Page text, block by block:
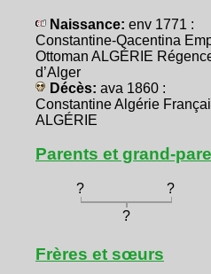
Naissance: env 1771 :
Constantine-Qacentina
Ottoman ALGÉRIE
d’Alger
Décès: ava 1860 :
Constantine Algérie
ALGÉRIE
Parents et grand-
? ?
?
Frères et sœurs